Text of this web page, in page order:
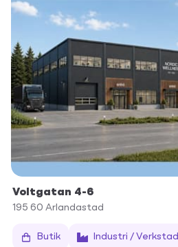
Voltgatan 4-6
195 60 Arlandastad
Butik Industri / Verkstad